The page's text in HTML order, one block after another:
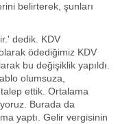
belirterek, şunları
dedik. KDV
ödediğimiz KDV
bu değişiklik yapıldı.
olumsuza,
ettik. Ortalama
Burada da
yaptı. Gelir vergisinin